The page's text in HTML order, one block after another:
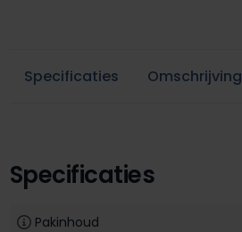
Specificaties Omschrijving
Specificaties
Pakinhoud